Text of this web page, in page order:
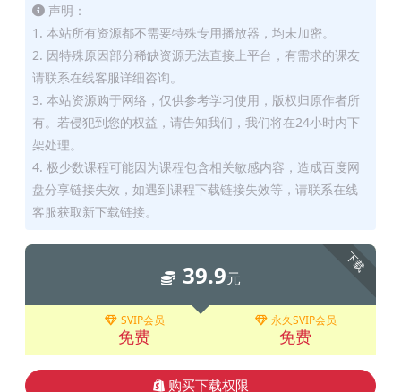
声明：
1. 本站所有资源都不需要特殊专用播放器，均未加密。
2. 因特殊原因部分稀缺资源无法直接上平台，有需求的课友
请联系在线客服详细咨询。
3. 本站资源购于网络，仅供参考学习使用，版权归原作者所
有。若侵犯到您的权益，请告知我们，我们将在24小时内下
架处理。
4. 极少数课程可能因为课程包含相关敏感内容，造成百度网
盘分享链接失效，如遇到课程下载链接失效等，请联系在线
客服获取新下载链接。
下载
39.9元
SVIP会员
免费
永久SVIP会员
免费
购买下载权限